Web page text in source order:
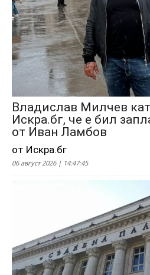
Владислав Милчев
Искра.бг, че е бил
от Иван Ламбов
от Искра.бг
06 август 2026 | 14:47:45